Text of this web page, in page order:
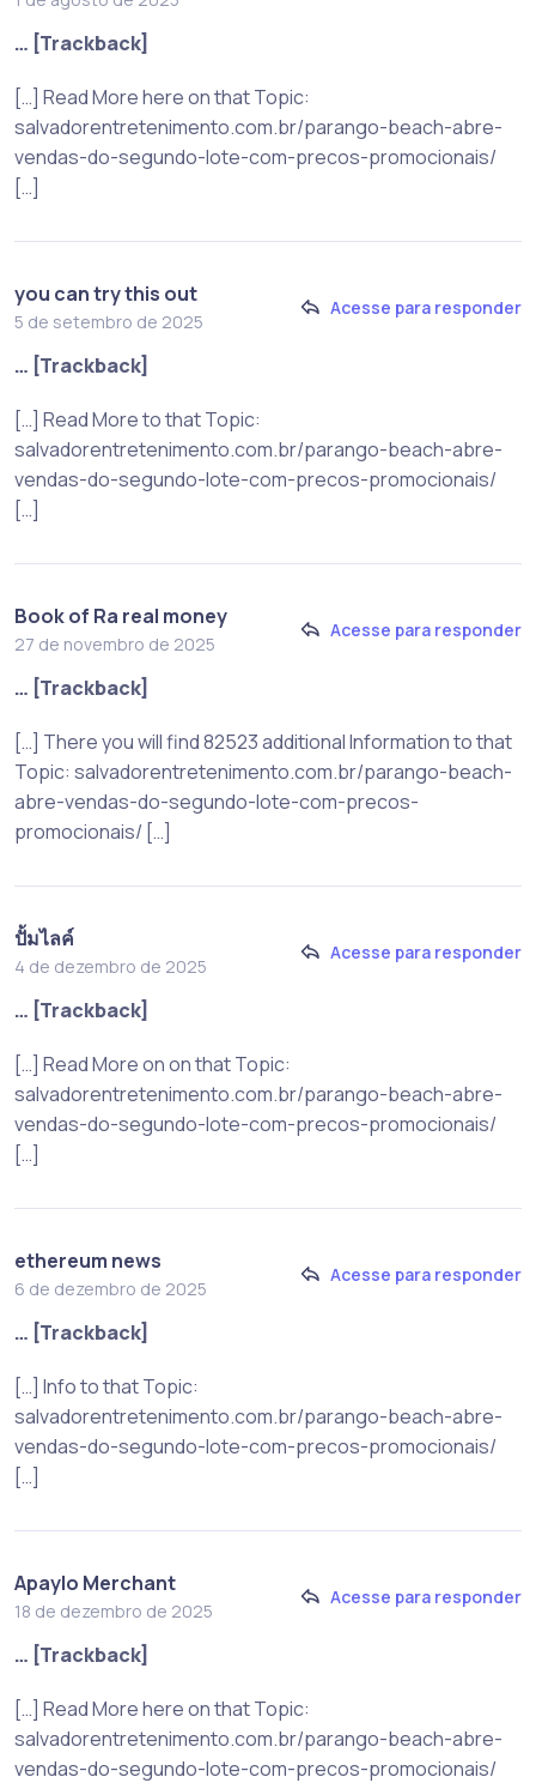
… [Trackback]
[…] Read More here on that Topic:
salvadorentretenimento.com.br/parango-beach-abre-
vendas-do-segundo-lote-com-precos-promocionais/
[…]
you can try this out
5 de setembro de 2025
Acesse para responder
… [Trackback]
[…] Read More to that Topic:
salvadorentretenimento.com.br/parango-beach-abre-
vendas-do-segundo-lote-com-precos-promocionais/
[…]
Book of Ra real money
27 de novembro de 2025
Acesse para responder
… [Trackback]
[…] There you will find 82523 additional Information to that
Topic: salvadorentretenimento.com.br/parango-beach-
abre-vendas-do-segundo-lote-com-precos-
promocionais/ […]
ปั้มไลค์
4 de dezembro de 2025
Acesse para responder
… [Trackback]
[…] Read More on on that Topic:
salvadorentretenimento.com.br/parango-beach-abre-
vendas-do-segundo-lote-com-precos-promocionais/
[…]
ethereum news
6 de dezembro de 2025
Acesse para responder
… [Trackback]
[…] Info to that Topic:
salvadorentretenimento.com.br/parango-beach-abre-
vendas-do-segundo-lote-com-precos-promocionais/
[…]
Apaylo Merchant
18 de dezembro de 2025
Acesse para responder
… [Trackback]
[…] Read More here on that Topic:
salvadorentretenimento.com.br/parango-beach-abre-
vendas-do-segundo-lote-com-precos-promocionais/